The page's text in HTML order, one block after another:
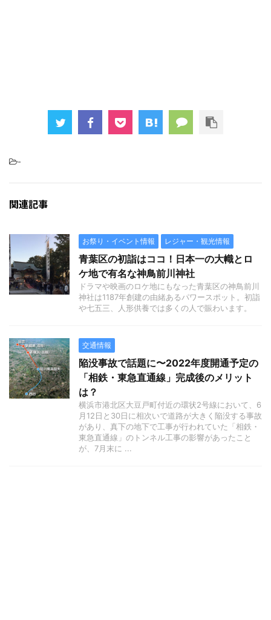
-
関連記事
お祭り・イベント情報 レジャー・観光情報
青葉区の初詣はココ！日本一の大幟とロ
ケ地で有名な神鳥前川神社
ドラマや映画のロケ地にもなった青葉区の神鳥前川
神社は1187年創建の由緒あるパワースポット。初詣
や七五三、人形供養では多くの人で賑わいます。
交通情報
陥没事故で話題に〜2022年度開通予定の
「相鉄・東急直通線」完成後のメリット
は？
横浜市港北区大豆戸町付近の環状2号線において、6
月12日と30日に相次いで道路が大きく陥没する事故
があり、真下の地下で工事が行われていた「相鉄・
東急直通線」のトンネル工事の影響があったこと
が、7月末に ...